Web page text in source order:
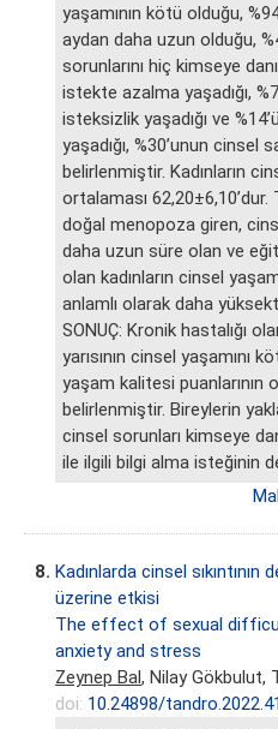
yaşamının kötü olduğu,
aydan daha uzun olduğu,
sorunlarını hiç kimseye
istekte azalma yaşadığı,
isteksizlik yaşadığı ve
yaşadığı, %30’unun cinsel
belirlenmiştir. Kadınların
ortalaması 62,20±6,10’dur.
doğal menopoza giren,
daha uzun süre olan ve
olan kadınların cinsel
anlamlı olarak daha
SONUÇ: Kronik hastalığı
yarısının cinsel yaşamını
yaşam kalitesi puanlarının
belirlenmiştir. Bireylerin
cinsel sorunları kimseye
ile ilgili bilgi alma isteğinin
8. Kadınlarda cinsel
üzerine etkisi
The effect of sexual
anxiety and stress
Zeynep Bal, Nilay Gökbulut,
doi: 10.24898/